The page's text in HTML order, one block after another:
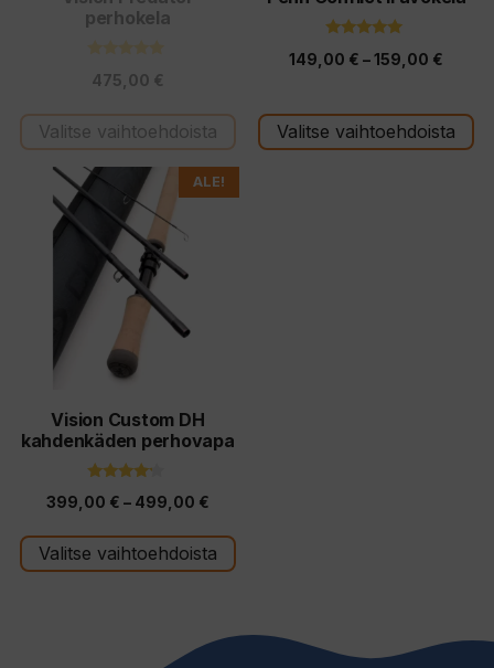
perhokela
5:stä
475,00 €
Valitse vaihtoehdoista
5:stä
149,00 € – 159,00 €
-
Valitse vaihtoehdoista
ALE!
Vision Custom DH
kahdenkäden perhovapa
5:stä
399,00 € – 499,00 €Hintaluokka:
399,00 €
-
Valitse vaihtoehdoista
tuotteella
muunnelma.
tehdä
tuotteen
sivulla.